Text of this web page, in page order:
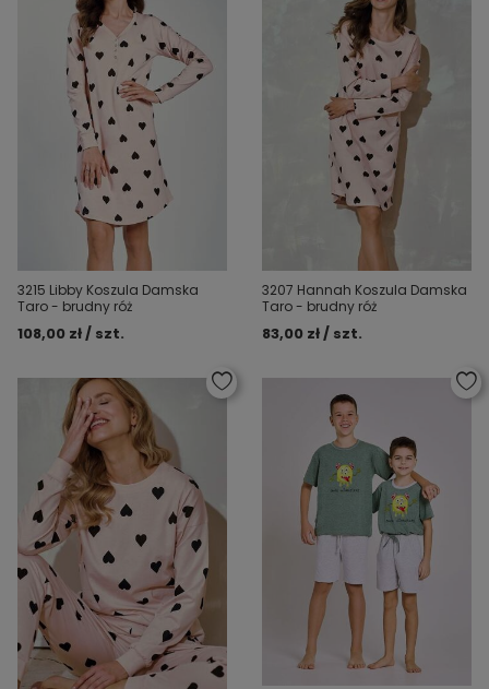
3215 Libby Koszula Damska
Taro - brudny róż
108,00 zł / szt.
3207 Hannah Koszula Damska
Taro - brudny róż
83,00 zł / szt.